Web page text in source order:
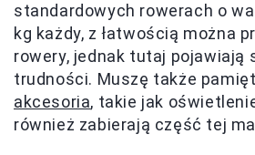
standardowych rowerach o
kg każdy, z łatwością można
rowery, jednak tutaj pojawiają
trudności. Muszę także
akcesoria, takie jak
również zabierają część tej